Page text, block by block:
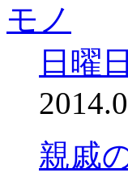
モノ
日曜
親戚